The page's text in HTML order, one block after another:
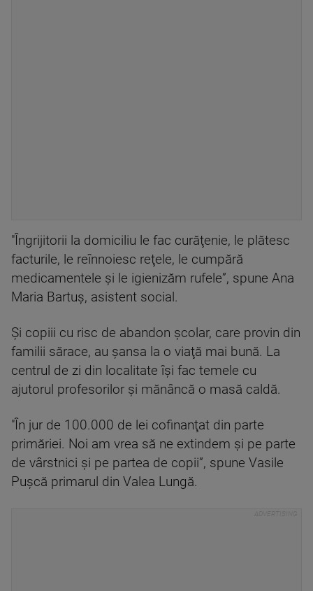
"Îngrijitorii la domiciliu le fac curăţenie, le plătesc
facturile, le reînnoiesc reţele, le cumpără
medicamentele şi le igienizăm rufele”, spune Ana
Maria Bartuș, asistent social.
Şi copiii cu risc de abandon şcolar, care provin din
familii sărace, au şansa la o viaţă mai bună. La
centrul de zi din localitate îşi fac temele cu
ajutorul profesorilor şi mănâncă o masă caldă.
"În jur de 100.000 de lei cofinanţat din parte
primăriei. Noi am vrea să ne extindem şi pe parte
de vârstnici şi pe partea de copii”, spune Vasile
Pușcă primarul din Valea Lungă.